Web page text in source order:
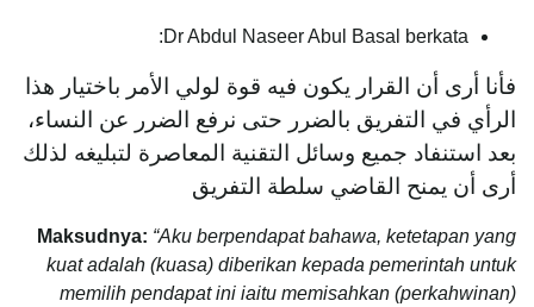
Dr Abdul Naseer Abul Basal berkata:
فأنا أرى أن القرار يكون فيه قوة لولي الأمر باختيار هذا
الرأي في التفريق بالضرر حتى نرفع الضرر عن النساء،
بعد استنفاد جميع وسائل التقنية المعاصرة لتبليغه لذلك
أرى أن يمنح القاضي سلطة التفريق
Maksudnya: “Aku berpendapat bahawa, ketetapan yang
kuat adalah (kuasa) diberikan kepada pemerintah untuk
memilih pendapat ini iaitu memisahkan (perkahwinan)